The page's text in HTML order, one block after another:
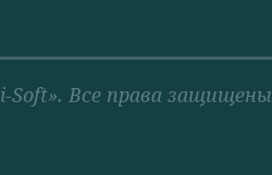
Все права защищены